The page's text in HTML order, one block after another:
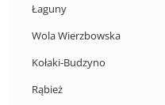
Łaguny
Wola Wierzbowska
Kołaki-Budzyno
Rąbież